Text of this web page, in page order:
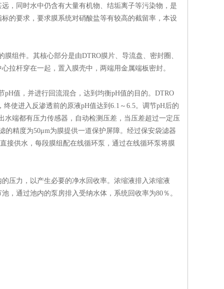
同时水中仍含有大量有机物、结垢离子等污染物，是
的要求，要求膜系统对硝酸盐等有较高的截留率，本设
件。其核心部分是由DTRO膜片、导流盘、密封圈、
拉杆穿在一起，置入膜壳中，两端用金属端板密封。
值，并进行回流混合，达到均衡pH值的目的。DTRO
使进入反渗透前的原液pH值达到6.1～6.5。调节pH后的
水端都有压力传感器，自动检测压差，当压差超过一定压
精度为50μm为膜提供一道保护屏障。经过保安袋滤器
接供水，每段膜组配在线循环泵，通过在线循环泵将膜
力，以产生必要的净水回收率。浓缩液排入浓缩液
，通过池内的泵房排入受纳水体，系统回收率为80％。